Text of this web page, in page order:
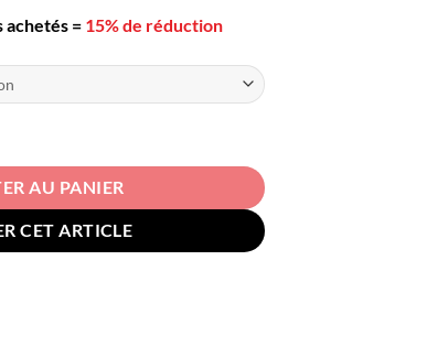
achetés = 15% de réduction
Silicone 500ml
AU PANIER
CET ARTICLE